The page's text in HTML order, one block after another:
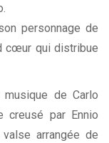
personnage de
cœur qui distribue
de Carlo
creusé par Ennio
arrangée de